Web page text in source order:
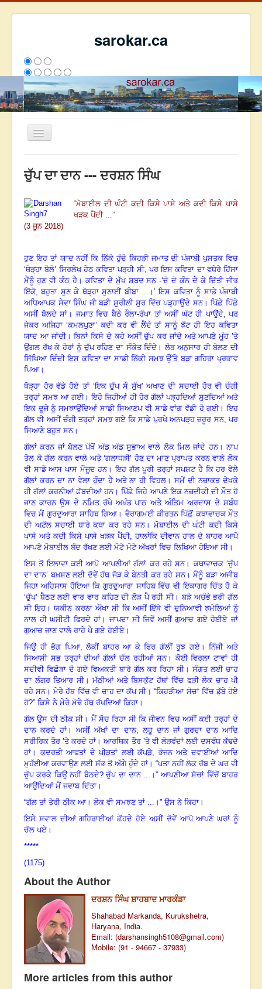
sarokar.ca
Toggle
ਰਚਨਾਵਾਂ
ਸਰੋਕਾਰ ਦੇ ਲੇਖਕ
ਸੰਪਰਕ
2808593
ਇਸ ਹਫਤੇ36027 ਇਸ ਮਹੀਨੇ 44818
ਚੁੱਪ ਦਾ ਦਾਨ --- ਦਰਸ਼ਨ ਸਿੰਘ
“ਮੋਬਾਈਲ ਦੀ ਘੰਟੀ ਕਦੀ ਕਿਸੇ ਪਾਸੇ ਅਤੇ ਕਦੀ ਕਿਸੇ ਪਾਸੇ
ਖੜਕ ਪੈਂਦੀ ...”
(3 ਜੂਨ 2018)
ਹੁਣ ਇਹ ਤਾਂ ਯਾਦ ਨਹੀਂ ਕਿ ਨਿੱਕੇ ਹੁੰਦੇ ਕਿਹੜੀ ਜਮਾਤ ਦੀ ਪੰਜਾਬੀ ਪੁਸਤਕ ਵਿਚ
‘ਥੋੜ੍ਹਾ ਬੋਲੋ’ ਸਿਰਲੇਖ ਹੇਠ ਕਵਿਤਾ ਪੜ੍ਹੀ ਸੀ, ਪਰ ਇਸ ਕਵਿਤਾ ਦਾ ਵਧੇਰੇ ਹਿੱਸਾ
ਮੈਂਨੂੰ ਹੁਣ ਵੀ ਕੰਠ ਹੈ। ਕਵਿਤਾ ਦੇ ਮੁੱਖ ਸ਼ਬਦ ਸਨ -‘ਦੋ ਦੋ ਕੰਨ ਦੇ ਕੇ ਦਿੱਤੀ ਜੀਭ
ਇੱਕੋ,ਬਹੁਤਾ ਸੁਣ ਕੇ ਥੋੜ੍ਹਾ ਸੁਣਾਈਂ ਬੀਬਾ ...।’ ਇਸ ਕਵਿਤਾ ਨੂੰ ਸਾਡੇ ਪੰਜਾਬੀ
ਅਧਿਆਪਕ ਸੇਵਾ ਸਿੰਘ ਜੀ ਬੜੀ ਸੁਰੀਲੀ ਸੁਰ ਵਿੱਚ ਪੜ੍ਹਾਉਂਦੇ ਸਨ। ਪਿੱਛੇ ਪਿੱਛੇ
ਅਸੀਂ ਬੋਲਦੇ ਸਾਂ । ਜਮਾਤ ਵਿਚ ਬੈਠੇ ਰੌਲਾ-ਰੱਪਾ ਤਾਂ ਅਸੀਂ ਘੱਟ ਹੀ ਪਾਉਂਦੇ, ਪਰ
ਜੇਕਰ ਅਜਿਹਾ ‘ਕਮਲਪੁਣਾ’ ਕਦੀ ਕਰ ਵੀ ਲੈਂਦੇ ਤਾਂ ਸਾਨੂੰ ਝੱਟ ਹੀ ਇਹ ਕਵਿਤਾ
ਯਾਦ ਆ ਜਾਂਦੀ। ਬਿਨਾਂ ਕਿਸੇ ਦੇ ਕਹੇ ਅਸੀਂ ਚੁੱਪ ਕਰ ਜਾਂਦੇ ਅਤੇ ਆਪਣੇ ਮੂੰਹ ’ਤੇ
ਉਂਗਲ ਰੱਖ ਕੇ ਹੋਰਾਂ ਨੂੰ ਚੁੱਪ ਰਹਿਣ ਦਾ ਸੰਕੇਤ ਦਿੰਦੇ। ਲੋੜ ਅਨੁਸਾਰ ਹੀ ਬੋਲਣ ਦੀ
ਸਿੱਖਿਆ ਦਿੰਦੀ ਇਸ ਕਵਿਤਾ ਦਾ ਸਾਡੀ ਨਿੱਕੀ ਸਮਝ ਉੱਤੇ ਬੜਾ ਗਹਿਰਾ ਪ੍ਰਭਾਵ
ਪਿਆ।
ਥੋੜ੍ਹਾ ਹੋਰ ਵੱਡੇ ਹੋਏ ਤਾਂ ‘ਇਕ ਚੁੱਪ ਸੌ ਸੁੱਖ’ ਅਖਾਣ ਦੀ ਸਚਾਈ ਹੋਰ ਵੀ ਚੰਗੀ
ਤਰ੍ਹਾਂ ਸਮਝ ਆ ਗਈ। ਇਹੋ ਜਿਹੀਆਂ ਹੀ ਹੋਰ ਗੱਲਾਂ ਪੜ੍ਹਦਿਆਂ ਸੁਣਦਿਆਂ ਅਤੇ
ਇਕ ਦੂਜੇ ਨੂੰ ਸਮਝਾਉਂਦਿਆਂ ਸਾਡੀ ਸਿਆਣਪ ਵੀ ਸਾਡੇ ਵਾਂਗ ਵੱਡੀ ਹੋ ਗਈ। ਇਹ
ਗੱਲ ਵੀ ਅਸੀਂ ਚੰਗੀ ਤਰ੍ਹਾਂ ਸਮਝ ਗਏ ਕਿ ਸਾਡੇ ਪੁਰਖੇ ਅਨਪੜ੍ਹ ਜ਼ਰੂਰ ਸਨ,ਪਰ
ਸਿਆਣੇ ਬਹੁਤ ਸਨ।
ਗੱਲਾਂ ਕਰਨ ਜਾਂ ਬੋਲਣ ਪੱਖੋਂ ਅੱਡ ਅੱਡ ਸੁਭਾਅ ਵਾਲੇ ਲੋਕ ਮਿਲ ਜਾਂਦੇ ਹਨ। ਨਾਪ
ਤੋਲ ਕੇ ਗੱਲ ਕਰਨ ਵਾਲੇ ਅਤੇ ‘ਗਲਾਧੜੀ’ ਹੋਣ ਦਾ ਮਾਣ ਪ੍ਰਾਪਤ ਕਰਨ ਵਾਲੇ ਲੋਕ
ਵੀ ਸਾਡੇ ਆਸ ਪਾਸ ਮੌਜੂਦ ਹਨ। ਇਹ ਗੱਲ ਪੂਰੀ ਤਰ੍ਹਾਂ ਸਪਸ਼ਟ ਹੈ ਕਿ ਹਰ ਵੇਲੇ
ਗੱਲਾਂ ਕਰਨ ਦਾ ਨਾ ਵੇਲਾ ਹੁੰਦਾ ਹੈ ਅਤੇ ਨਾ ਹੀ ਵਿਹਲ। ਸਮੇਂ ਦੀ ਨਜ਼ਾਕਤ ਦੇਖਕੇ
ਹੀ ਗੱਲਾਂ ਕਰਨੀਆਂ ਫ਼ੱਬਦੀਆਂ ਹਨ। ਪਿੱਛੇ ਜਿਹੇ ਆਪਣੇ ਇਕ ਨਜ਼ਦੀਕੀ ਦੀ ਮੌਤ ਹੋ
ਜਾਣ ਕਾਰਨ ਉਸ ਦੇ ਨਮਿਤ ਰੱਖੇ ਅਖੰਡ ਪਾਠ ਅਤੇ ਅੰਤਿਮ ਅਰਦਾਸ ਦੇ ਸਬੰਧ
ਵਿਚ ਮੈਂ ਗੁਰਦੁਆਰਾ ਸਾਹਿਬ ਗਿਆ। ਵੈਰਾਗਮਈ ਕੀਰਤਨ ਪਿੱਛੋਂ ਕਥਾਵਾਚਕ ਮੌਤ
ਦੀ ਅਟੱਲ ਸਚਾਈ ਬਾਰੇ ਕਥਾ ਕਰ ਰਹੇ ਸਨ। ਮੋਬਾਈਲ ਦੀ ਘੰਟੀ ਕਦੀ ਕਿਸੇ
ਪਾਸੇ ਅਤੇ ਕਦੀ ਕਿਸੇ ਪਾਸੇ ਖੜਕ ਪੈਂਦੀ, ਹਾਲਾਂਕਿ ਦੀਵਾਨ ਹਾਲ ਦੇ ਬਾਹਰ ਆਪੋ
ਆਪਣੇ ਮੋਬਾਈਲ ਬੰਦ ਰੱਖਣ ਲਈ ਮੋਟੇ ਮੋਟੇ ਅੱਖਰਾਂ ਵਿਚ ਲਿਖਿਆ ਹੋਇਆ ਸੀ।
ਇਸ ਤੋਂ ਇਲਾਵਾ ਕਈ ਆਪੋ ਆਪਣੀਆਂ ਗੱਲਾਂ ਕਰ ਰਹੇ ਸਨ। ਕਥਾਵਾਚਕ ‘ਚੁੱਪ
ਦਾ ਦਾਨ’ ਬਖ਼ਸ਼ਣ ਲਈ ਦੋਵੇਂ ਹੱਥ ਜੋੜ ਕੇ ਬੇਨਤੀ ਕਰ ਰਹੇ ਸਨ। ਮੈਂਨੂੰ ਬੜਾ ਅਜੀਬ
ਜਿਹਾ ਅਹਿਸਾਸ ਹੋਇਆ ਕਿ ਗੁਰਦੁਆਰਾ ਸਾਹਿਬ ਵਿੱਚ ਵੀ ਇਕਾਗਰ ਚਿੱਤ ਹੋ ਕੇ
‘ਚੁੱਪ’ ਬੈਠਣ ਲਈ ਵਾਰ ਵਾਰ ਕਹਿਣ ਦੀ ਲੋੜ ਪੈ ਰਹੀ ਸੀ। ਬੜੇ ਅਚੰਭੇ ਭਰੀ ਗੱਲ
ਸੀ ਇਹ। ਯਕੀਨ ਕਰਨਾ ਔਖਾ ਸੀ ਕਿ ਅਸੀਂ ਇੱਥੇ ਵੀ ਦੁਨਿਆਵੀ ਝਮੇਲਿਆਂ ਨੂੰ
ਨਾਲ ਹੀ ਘਸੀਟੀ ਫਿਰਦੇ ਹਾਂ। ਜਾਪਦਾ ਸੀ ਜਿਵੇਂ ਅਸੀਂ ਗੁਆਚ ਗਏ ਹੋਈਏ ਜਾਂ
ਗੁਆਚ ਜਾਣ ਵਾਲੇ ਰਾਹੇ ਪੈ ਗਏ ਹੋਈਏ।
ਜਿਉਂ ਹੀ ਭੋਗ ਪਿਆ,ਲੋਕੀਂ ਬਾਹਰ ਆ ਕੇ ਫਿਰ ਗੱਲੀਂ ਰੁਝ ਗਏ। ਨਿੱਜੀ ਅਤੇ
ਸਿਆਸੀ ਸਭ ਤਰ੍ਹਾਂ ਦੀਆਂ ਗੱਲਾਂ ਚੱਲ ਰਹੀਆਂ ਸਨ। ਕੋਈ ਵਿਰਲਾ ਟਾਵਾਂ ਹੀ
ਸਦੀਵੀ ਵਿਛੋੜਾ ਦੇ ਗਏ ਵਿਅਕਤੀ ਬਾਰੇ ਗੱਲ ਕਰ ਰਿਹਾ ਸੀ। ਸੰਗਤ ਲਈ ਚਾਹ
ਦਾ ਲੰਗਰ ਤਿਆਰ ਸੀ। ਮੱਠੀਆਂ ਅਤੇ ਬਿਸਕੁੱਟ ਹੱਥਾਂ ਵਿੱਚ ਫੜੀ ਲੋਕ ਚਾਹ ਪੀ
ਰਹੇ ਸਨ। ਮੇਰੇ ਹੱਥ ਵਿੱਚ ਵੀ ਚਾਹ ਦਾ ਕੱਪ ਸੀ। “ਕਿਹੜੀਆ ਸੋਚਾਂ ਵਿੱਚ ਡੁੱਬੇ ਹੋਏ
ਹੋ?” ਕਿਸੇ ਨੇ ਮੇਰੇ ਮੋਢੇ ਹੱਥ ਰੱਖਦਿਆਂ ਕਿਹਾ।
ਗੱਲ ਉਸ ਦੀ ਠੀਕ ਸੀ। ਮੈਂ ਸੋਚ ਰਿਹਾ ਸੀ ਕਿ ਜੀਵਨ ਵਿਚ ਅਸੀਂ ਕਈ ਤਰ੍ਹਾਂ ਦੇ
ਦਾਨ ਕਰਦੇ ਹਾਂ। ਅਸੀਂ ਅੱਖਾਂ ਦਾ ਦਾਨ, ਲਹੂ ਦਾਨ ਜਾਂ ਗੁਰਦਾ ਦਾਨ ਆਦਿ
ਸਰੀਰਿਕ ਤੌਰ ’ਤੇ ਕਰਦੇ ਹਾਂ। ਆਰਥਿਕ ਤੌਰ ’ਤੇ ਵੀ ਲੋੜਵੰਦਾਂ ਲਈ ਦਸਵੰਧ ਕੱਢਦੇ
ਹਾਂ। ਕੁਦਰਤੀ ਆਫਤਾਂ ਦੇ ਪੀੜਤਾਂ ਲਈ ਕੱਪੜੇ, ਭੋਜਨ ਅਤੇ ਦਵਾਈਆਂ ਆਦਿ
ਮੁਹੱਈਆ ਕਰਵਾਉਣ ਲਈ ਸੱਭ ਤੋਂ ਅੱਗੇ ਹੁੰਦੇ ਹਾਂ। “ਪਤਾ ਨਹੀਂ ਲੋਕ ਰੱਬ ਦੇ ਘਰ ਵੀ
ਚੁੱਪ ਕਰਕੇ ਕਿਉਂ ਨਹੀਂ ਬੈਠਦੇ?ਚੁੱਪ ਦਾ ਦਾਨ ...।” ਆਪਣੀਆ ਸੋਚਾਂ ਵਿੱਚੋਂ ਬਾਹਰ
ਆਉਂਦਿਆਂ ਮੈਂ ਜਵਾਬ ਦਿੱਤਾ।
“ਗੱਲ ਤਾਂ ਤੇਰੀ ਠੀਕ ਆ। ਲੋਕ ਵੀ ਸਮਝਣ ਤਾਂ ...।” ਉਸ ਨੇ ਕਿਹਾ।
ਇਸੇ ਸਵਾਲ ਦੀਆਂ ਗਹਿਰਾਈਆਂ ਛੋਂਹਦੇ ਹੋਏ ਅਸੀਂ ਦੋਵੇਂ ਆਪੋ ਆਪਣੇ ਘਰਾਂ ਨੂੰ
ਚੱਲ ਪਏ।
*****
(1175)
About the Author
ਦਰਸ਼ਨ ਸਿੰਘ ਸ਼ਾਹਬਾਦ ਮਾਰਕੰਡਾ
Shahabad Markanda, Kurukshetra,
Haryana, India.
Email: (darshansingh5108@gmail.com)
Mobile: (91 - 94667 - 37933)
More articles from this author